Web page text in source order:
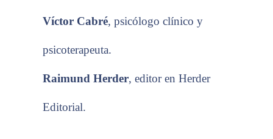
Víctor Cabré, psicólogo clínico y
psicoterapeuta.
Raimund Herder, editor en Herder
Editorial.